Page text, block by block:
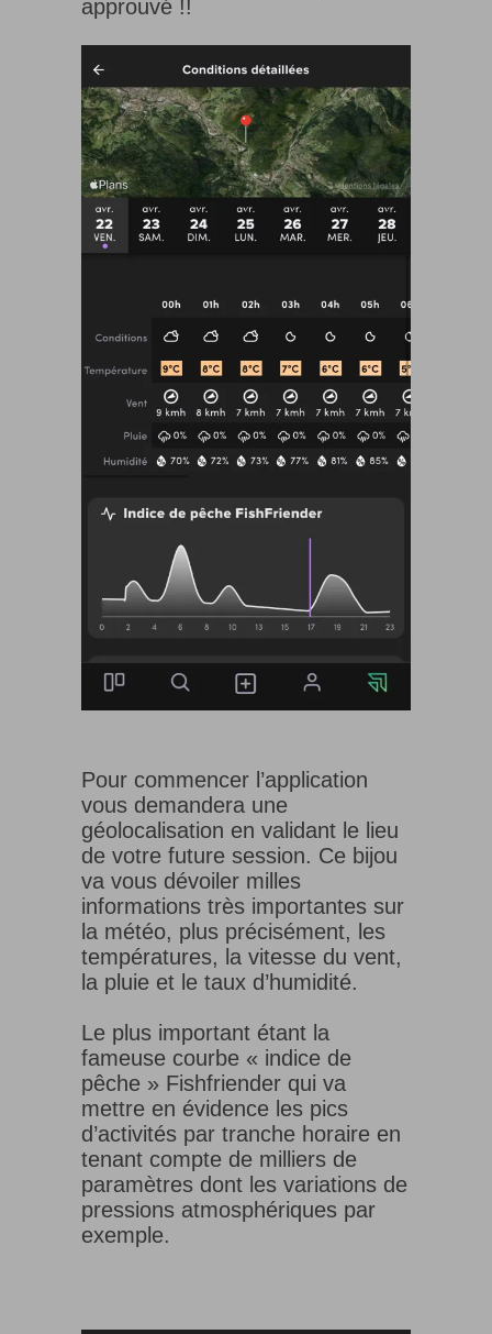
approuvé !!
Pour commencer l’application
vous demandera une
géolocalisation en validant le lieu
de votre future session. Ce bijou
va vous dévoiler milles
informations très importantes sur
la météo, plus précisément, les
températures, la vitesse du vent,
la pluie et le taux d’humidité.
Le plus important étant la
fameuse courbe « indice de
pêche » Fishfriender qui va
mettre en évidence les pics
d’activités par tranche horaire en
tenant compte de milliers de
paramètres dont les variations de
pressions atmosphériques par
exemple.